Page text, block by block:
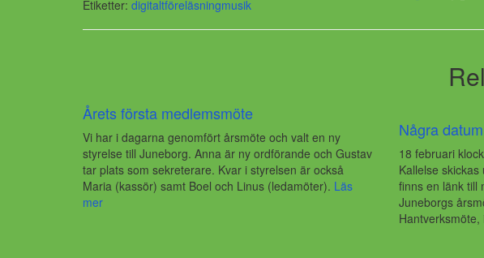
Etiketter: digitaltföreläsningmusik
Årets första medlemsmöte
Vi har i dagarna genomfört årsmöte och valt en ny
styrelse till Juneborg. Anna är ny ordförande och Gustav
tar plats som sekreterare. Kvar i styrelsen är också
Maria (kassör) samt Boel och Linus (ledamöter). Läs
mer
Några
18 februari
Kallelse
finns en länk till
Juneborgs
Hantverksmöte,